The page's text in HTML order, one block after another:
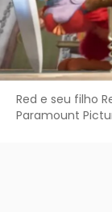
Red e seu filho
Paramount